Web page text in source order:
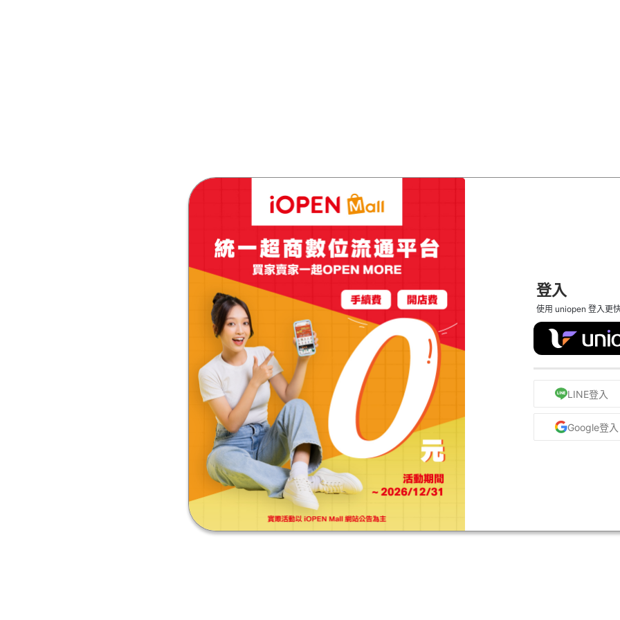
登入
使用 uniopen 登入更
LINE登入
Google登入